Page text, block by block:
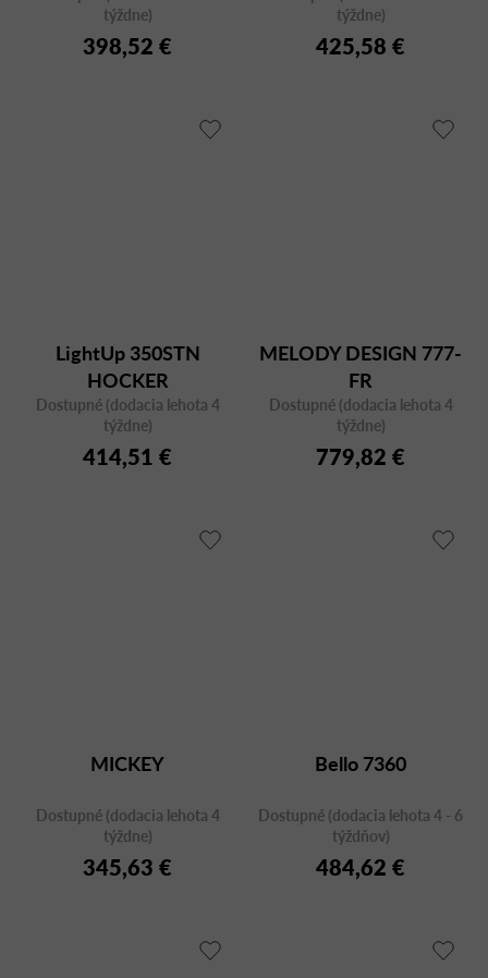
týždne)
398,52 €
týždne)
425,58 €
LightUp 350STN
HOCKER
Dostupné (dodacia lehota 4
týždne)
414,51 €
MELODY DESIGN 777-
FR
Dostupné (dodacia lehota 4
týždne)
779,82 €
MICKEY
Dostupné (dodacia lehota 4
týždne)
345,63 €
Bello 7360
Dostupné (dodacia lehota 4 - 6
týždňov)
484,62 €